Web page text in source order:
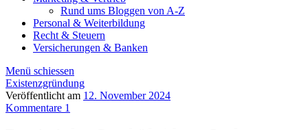
Rund ums Bloggen von A-Z
Personal & Weiterbildung
Recht & Steuern
Versicherungen & Banken
Menü schiessen
Existenzgründung
Veröffentlicht am 12. November 2024
Kommentare 1